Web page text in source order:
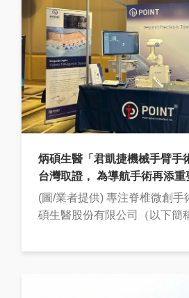
炳碩生醫「君凱捷機械手臂手
台灣取證， 為導航手術再添重
(圖/業者提供) 專注脊椎微創手
碩生醫股份有限公司（以下簡